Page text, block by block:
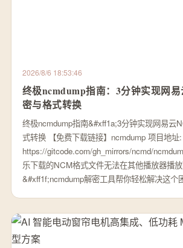
2026/8/6 18:53:46
终极ncmdump指南：3分钟实现网
密与格式转换
终极ncmdump指南&#xff1a;3分钟实现网易云
式转换 【免费下载链接】ncmdump 项目地址:
https://gitcode.com/gh_mirrors/ncmd/
乐下载的NCM格式文件无法在其他播放器播
&#xff1f;ncmdump解密工具帮你轻松解决这个